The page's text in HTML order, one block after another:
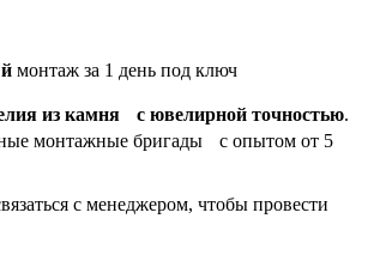
монтаж за 1 день под ключ
из камня с ювелирной точностью.
монтажные бригады с опытом от 5
с менеджером, чтобы провести